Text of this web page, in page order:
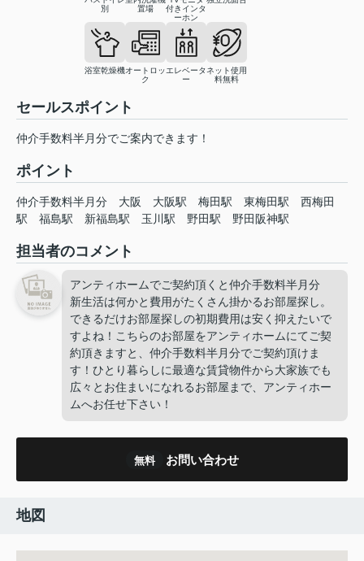
別
置場
付きインタ
ーホン
浴室乾燥機オートロッ
ク
エレベータ
ー
ネット使用
料無料
セールスポイント
仲介手数料半月分でご案内できます！
ポイント
仲介手数料半月分 大阪 大阪駅 梅田駅 東梅田駅
西梅田
駅
福島駅 新福島駅 玉川駅 野田駅 野田阪神駅
担当者のコメント
アンティホームでご契約頂くと仲介手数料半月分
新生活は何かと費用がたくさん掛かるお部屋探し。
できるだけお部屋探しの初期費用は安く抑えたいで
すよね！こちらのお部屋をアンティホームにてご契
約頂きますと、仲介手数料半月分でご契約頂けま
す！ひとり暮らしに最適な賃貸物件から大家族でも
広々とお住まいになれるお部屋まで、アンティホー
ムへお任せ下さい！
無料 お問い合わせ
地図